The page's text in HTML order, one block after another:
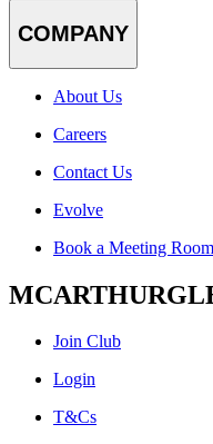
COMPANY
About Us
Careers
Contact Us
Evolve
Book a Meeting Room
Join Club
Login
T&Cs